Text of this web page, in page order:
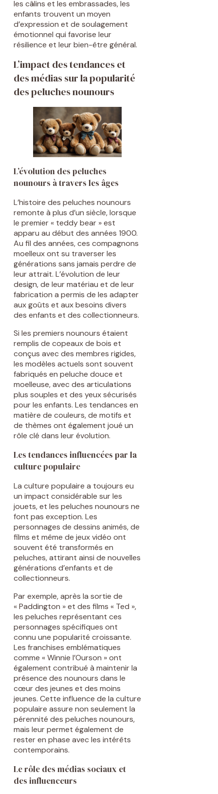
les câlins et les embrassades, les
enfants trouvent un moyen
d’expression et de soulagement
émotionnel qui favorise leur
résilience et leur bien-être général.
L’impact des tendances et
des médias sur la popularité
des peluches nounours
L’évolution des peluches
nounours à travers les âges
L’histoire des peluches nounours
remonte à plus d’un siècle, lorsque
le premier « teddy bear » est
apparu au début des années 1900.
Au fil des années, ces compagnons
moelleux ont su traverser les
générations sans jamais perdre de
leur attrait. L’évolution de leur
design, de leur matériau et de leur
fabrication a permis de les adapter
aux goûts et aux besoins divers
des enfants et des collectionneurs.
Si les premiers nounours étaient
remplis de copeaux de bois et
conçus avec des membres rigides,
les modèles actuels sont souvent
fabriqués en peluche douce et
moelleuse, avec des articulations
plus souples et des yeux sécurisés
pour les enfants. Les tendances en
matière de couleurs, de motifs et
de thèmes ont également joué un
rôle clé dans leur évolution.
Les tendances influencées par la
culture populaire
La culture populaire a toujours eu
un impact considérable sur les
jouets, et les peluches nounours ne
font pas exception. Les
personnages de dessins animés, de
films et même de jeux vidéo ont
souvent été transformés en
peluches, attirant ainsi de nouvelles
générations d’enfants et de
collectionneurs.
Par exemple, après la sortie de
« Paddington » et des films « Ted »,
les peluches représentant ces
personnages spécifiques ont
connu une popularité croissante.
Les franchises emblématiques
comme « Winnie l’Ourson » ont
également contribué à maintenir la
présence des nounours dans le
cœur des jeunes et des moins
jeunes. Cette influence de la culture
populaire assure non seulement la
pérennité des peluches nounours,
mais leur permet également de
rester en phase avec les intérêts
contemporains.
Le rôle des médias sociaux et
des influenceurs